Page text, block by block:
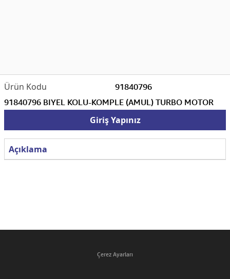
91840796
91840796 BIYEL KOLU-KOMPLE (AMUL) TURBO MOTOR
Giriş Yapınız
Açıklama
Çerez Ayarları